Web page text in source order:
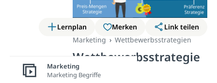
Lernplan Merken
Link teilen
Marketing
Wettbewerbsstrategien
Wettbewerbsstrategie
Porter
Marketing
Marketing Begriffe